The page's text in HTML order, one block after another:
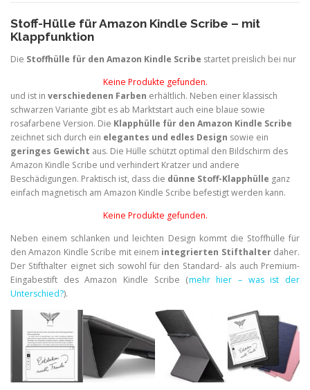
Stoff-Hülle für Amazon Kindle Scribe – mit
Klappfunktion
Die Stoffhülle für den Amazon Kindle Scribe startet preislich bei nur
Keine Produkte gefunden.
und ist in verschiedenen Farben erhältlich. Neben einer klassisch
schwarzen Variante gibt es ab Marktstart auch eine blaue sowie
rosafarbene Version. Die Klapphülle für den Amazon Kindle Scribe
zeichnet sich durch ein elegantes und edles Design sowie ein
geringes Gewicht aus. Die Hülle schützt optimal den Bildschirm des
Amazon Kindle Scribe und verhindert Kratzer und andere
Beschädigungen. Praktisch ist, dass die dünne Stoff-Klapphülle ganz
einfach magnetisch am Amazon Kindle Scribe befestigt werden kann.
Keine Produkte gefunden.
Neben einem schlanken und leichten Design kommt die Stoffhülle für
den Amazon Kindle Scribe mit einem integrierten Stifthalterdaher.
Der Stifthalter eignet sich sowohl für den Standard- als auch Premium-
Eingabestift des Amazon Kindle Scribe (mehr hier – was ist der
Unterschied?).